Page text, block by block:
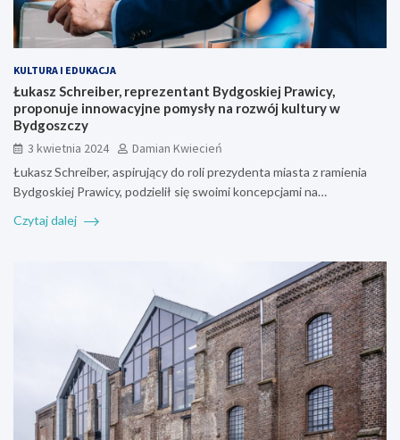
KULTURA I EDUKACJA
Łukasz Schreiber, reprezentant Bydgoskiej Prawicy,
proponuje innowacyjne pomysły na rozwój kultury w
Bydgoszczy
3 kwietnia 2024
Damian Kwiecień
Łukasz Schreiber, aspirujący do roli prezydenta miasta z ramienia
Bydgoskiej Prawicy, podzielił się swoimi koncepcjami na…
Czytaj dalej